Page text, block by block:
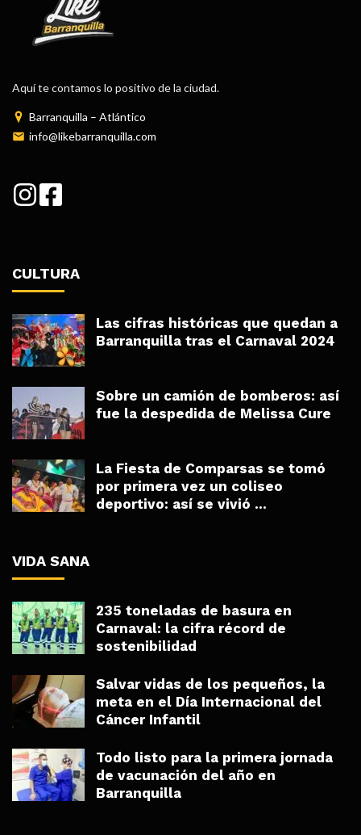
Aquí te contamos lo positivo de la ciudad.
Barranquilla – Atlántico
info@likebarranquilla.com
CULTURA
Las cifras históricas que quedan a
Barranquilla tras el Carnaval 2024
Sobre un camión de bomberos: así
fue la despedida de Melissa Cure
La Fiesta de Comparsas se tomó
por primera vez un coliseo
deportivo: así se vivió ...
VIDA SANA
235 toneladas de basura en
Carnaval: la cifra récord de
sostenibilidad
Salvar vidas de los pequeños, la
meta en el Día Internacional del
Cáncer Infantil
Todo listo para la primera jornada
de vacunación del año en
Barranquilla